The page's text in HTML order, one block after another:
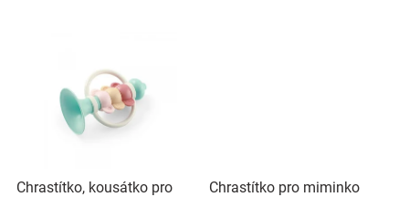
Přihlášení
Chrastítko, kousátko pro
Chrastítko pro miminko